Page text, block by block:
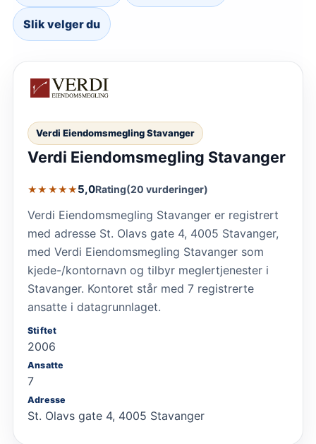
Slik velger du
Verdi Eiendomsmegling Stavanger
Verdi Eiendomsmegling Stavanger
★★★★★5,0Rating(20 vurderinger)
Verdi Eiendomsmegling Stavanger er registrert
med adresse St. Olavs gate 4, 4005 Stavanger,
med Verdi Eiendomsmegling Stavanger som
kjede-/kontornavn og tilbyr meglertjenester i
Stavanger. Kontoret står med 7 registrerte
ansatte i datagrunnlaget.
Stiftet
2006
Ansatte
7
Adresse
St. Olavs gate 4, 4005 Stavanger